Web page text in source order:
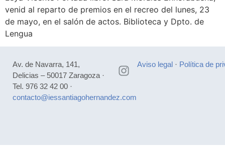
venid al reparto de premios en el recreo del lunes, 23
de mayo, en el salón de actos. Biblioteca y Dpto. de
Lengua
Av. de Navarra, 141,
Delicias – 50017 Zaragoza ·
Tel. 976 32 42 00 ·
contacto@iessantiagohernandez.com
Aviso legal· Política de